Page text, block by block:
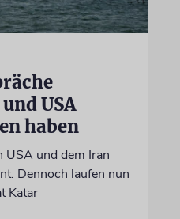
USA
haben
USA und dem Iran
Dennoch laufen nun
Katar